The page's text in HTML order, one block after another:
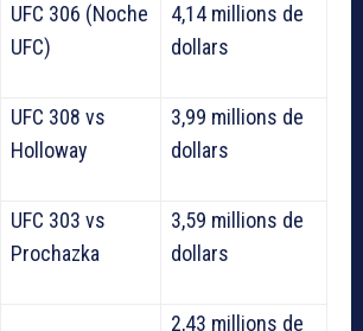
UFC 306 (Noche
UFC)
4,14 millions de
dollars
UFC 308 vs
Holloway
3,99 millions de
dollars
UFC 303 vs
Prochazka
3,59 millions de
dollars
2,43 millions de